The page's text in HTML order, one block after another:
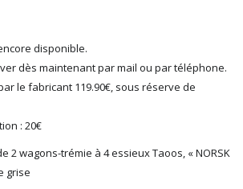
disponible.
dès maintenant par mail ou par téléphone.
le fabricant 119.90€, sous réserve de
: 20€
2 wagons-trémie à 4 essieux Taoos, « NORSK
grise